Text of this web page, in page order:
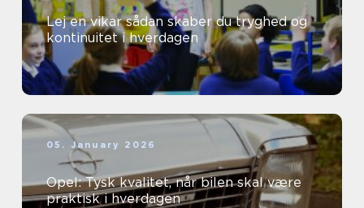
Lej en vikar sådan skaber du tryghed og
kontinuitet i hverdagen
05. January 2026
Opel: Tysk kvalitet, når bilen skal være
praktisk i hverdagen